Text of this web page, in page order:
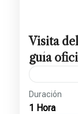
Visita
guía
Atenas
Duración
1 Hora